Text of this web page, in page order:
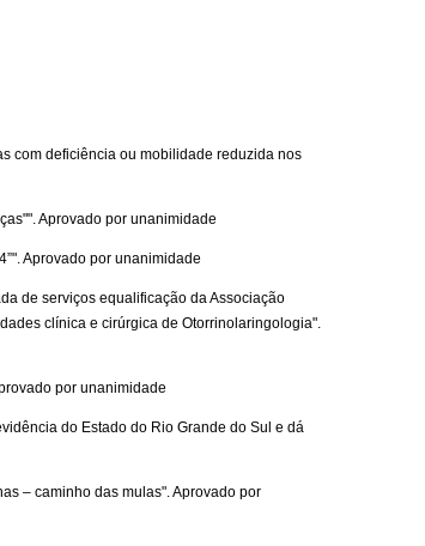
com deficiência ou mobilidade reduzida nos
Aprovado por unanimidade
Aprovado por unanimidade
de serviços equalificação da Associação
clínica e cirúrgica de Otorrinolaringologia".
por unanimidade
do Estado do Rio Grande do Sul e dá
– caminho das mulas". Aprovado por